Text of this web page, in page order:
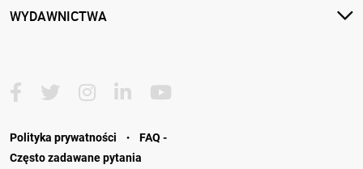
WYDAWNICTWA
Polityka prywatności ·
FAQ -
Często zadawane pytania